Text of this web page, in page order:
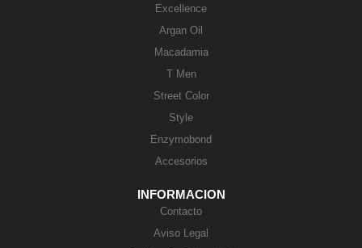
Excellence
Argan Oil
Macadamia
T Men
Street Color
Style
Enzymobond
Accesorios
INFORMACION
Contacto
Aviso Legal